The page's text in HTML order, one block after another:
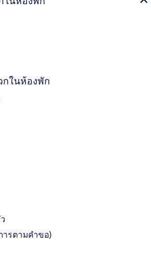
กในห้องพัก
ารตามคำขอ)